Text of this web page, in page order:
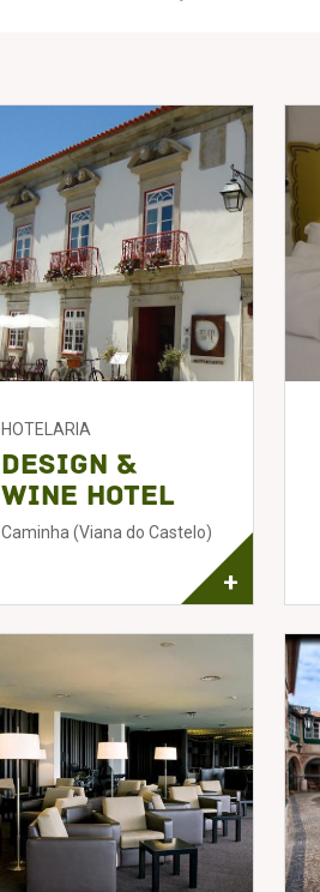
HOTELARIA
Design &
Wine Hotel
Caminha (Viana do Castelo)
+